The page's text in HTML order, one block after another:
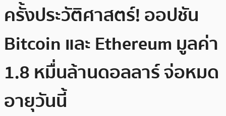
ครั้งประวัติศาสตร์! ออปชัน
Bitcoin และ Ethereum มูลค่า
1.8 หมื่นล้านดอลลาร์ จ่อหมด
อายุวันนี้